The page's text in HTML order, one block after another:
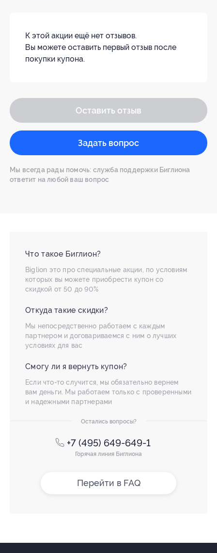
К этой акции ещё нет отзывов.
Вы можете оставить первый отзыв после
покупки купона.
Оставить отзыв
Задать вопрос
Мы всегда рады помочь: служба поддержки Биглиона
ответит на любой ваш вопрос
Что такое Биглион?
Biglion это про специальные акции, по условиям
которых вы можете приобрести купон со
скидкой от 50 до 90%
Откуда такие скидки?
Мы непосредственно работаем с каждым
партнером и договариваемся с ним о лучших
условиях для вас
Смогу ли я вернуть купон?
Если что-то случится, мы обязательно вернем
вам деньги. Мы работаем только с проверенными
и надежными партнерами
Остались вопросы?
+7 (495) 649-649-1
Горячая линия Биглиона
Перейти в FAQ